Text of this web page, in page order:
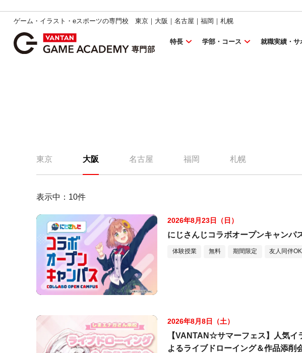
ゲーム・イラスト・eスポーツの専門校 東京｜大阪｜名古屋｜福岡｜札幌
特長 学部・コース 就職実績・サ
東京 大阪 名古屋 福岡 札幌
表示中： 10件
2026年8月23日（日）
にじさんじコラボオープンキャンパ
体験授業 無料 期間限定 友人同伴OK
2026年8月8日（土）
【VANTAN☆サマーフェス】人気イ
よるライブドローイング＆作品添削